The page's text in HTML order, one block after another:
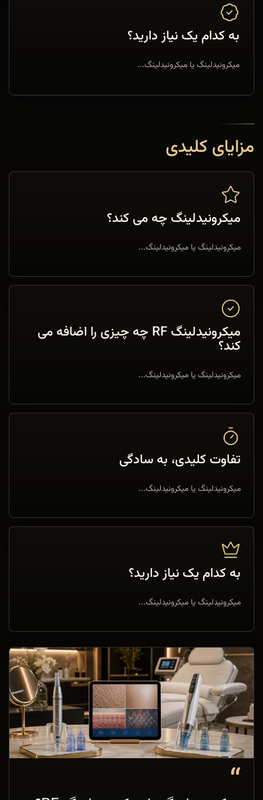
به کدام یک نیاز دارید؟
میکرونیدلینگ یا میکرونیدلینگ...
مزایای کلیدی
میکرونیدلینگ چه می کند؟
میکرونیدلینگ یا میکرونیدلینگ...
میکرونیدلینگ RF چه چیزی را اضافه می
کند؟
میکرونیدلینگ یا میکرونیدلینگ...
تفاوت کلیدی، به سادگی
میکرونیدلینگ یا میکرونیدلینگ...
به کدام یک نیاز دارید؟
میکرونیدلینگ یا میکرونیدلینگ...
“